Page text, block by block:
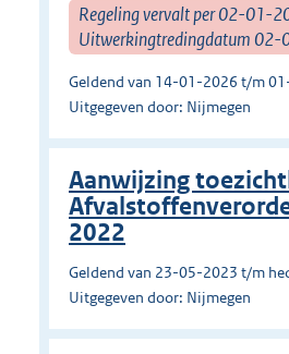
Regeling vervalt per 02-01-
Uitwerkingtredingdatum
Geldend van 14-01-2026 t/m
Uitgegeven door: Nijmegen
Aanwijzing
2022
Geldend van 23-05-2023 t/m
Uitgegeven door: Nijmegen